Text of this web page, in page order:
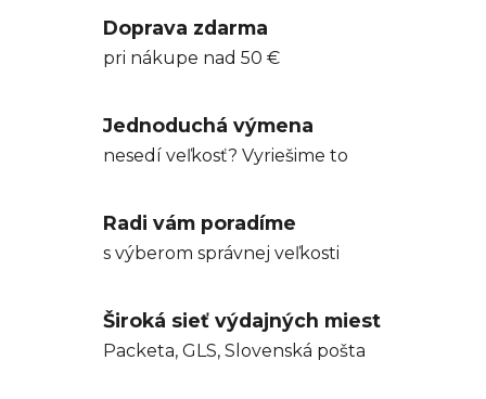
Doprava zdarma
pri nákupe nad 50 €
Jednoduchá výmena
nesedí veľkosť? Vyriešime to
Radi vám poradíme
s výberom správnej veľkosti
Široká sieť výdajných miest
Packeta, GLS, Slovenská pošta